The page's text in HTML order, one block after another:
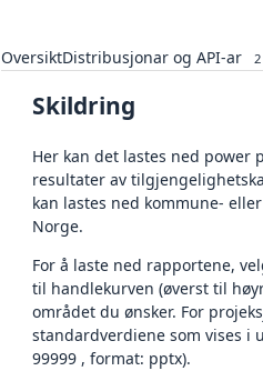
OversiktDistribusjonar og API-ar 2
Skildring
Her kan det lastes ned power
resultater av
kan lastes ned kommune-
Norge.
For å laste ned rapportene,
til handlekurven (øverst til
området du ønsker. For
standardverdiene som vises i
99999 , format: pptx).